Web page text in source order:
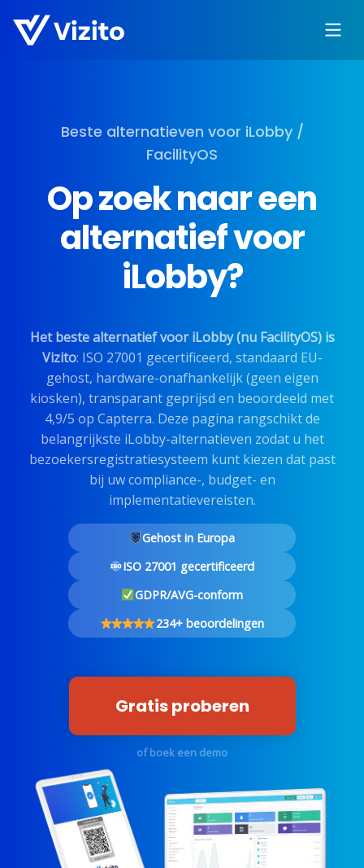
Beste alternatieven voor iLobby /
FacilityOS
Op zoek naar een
alternatief voor
iLobby?
Het beste alternatief voor iLobby (nu FacilityOS) is
Vizito: ISO 27001 gecertificeerd, standaard EU-
gehost, hardware-onafhankelijk (geen eigen
kiosken), transparant geprijsd en beoordeeld met
4,9/5 op Capterra. Deze pagina rangschikt de
belangrijkste iLobby-alternatieven zodat u het
bezoekersregistratiesysteem kunt kiezen dat past
bij uw compliance-, budget- en
implementatievereisten.
Gehost in Europa
ISO 27001 gecertificeerd
GDPR/AVG-conform
234+ beoordelingen
Gratis proberen
of boek een demo